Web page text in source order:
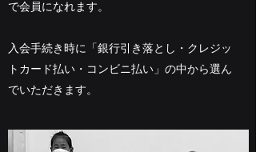
で会員になれます。
入会手続き時に「銀行引き落とし・クレジッ
トカード払い・コンビニ払い」の中から選ん
でいただきます。